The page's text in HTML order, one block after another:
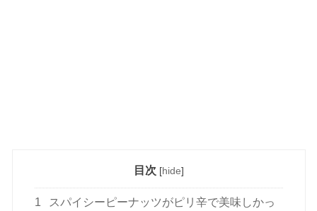
目次 [hide]
1
スパイシーピーナッツがピリ辛で美味しかっ